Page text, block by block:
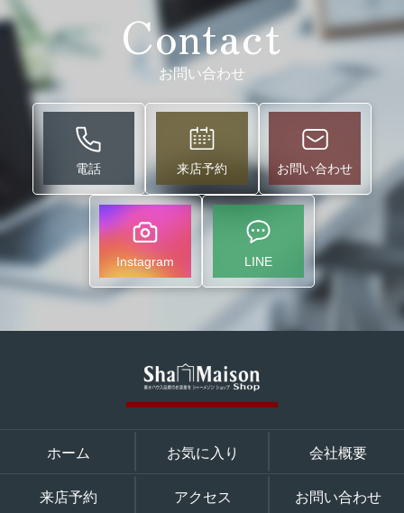
Contact
お問い合わせ
電話 来店予約 お問い合わせ
Instagram LINE
ホーム お気に入り 会社概要
来店予約 アクセス お問い合わせ